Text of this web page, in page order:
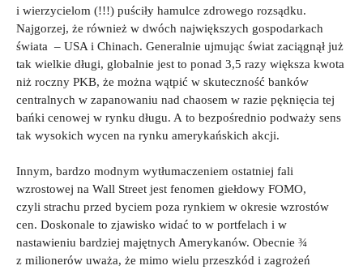
i wierzycielom (!!!) puściły hamulce zdrowego rozsądku.
Najgorzej, że również w dwóch największych gospodarkach
świata – USA i Chinach. Generalnie ujmując świat zaciągnął już
tak wielkie długi, globalnie jest to ponad 3,5 razy większa kwota
niż roczny PKB, że można wątpić w skuteczność banków
centralnych w zapanowaniu nad chaosem w razie pęknięcia tej
bańki cenowej w rynku długu. A to bezpośrednio podważy sens
tak wysokich wycen na rynku amerykańskich akcji.
Innym, bardzo modnym wytłumaczeniem ostatniej fali
wzrostowej na Wall Street jest fenomen giełdowy FOMO,
czyli strachu przed byciem poza rynkiem w okresie wzrostów
cen. Doskonale to zjawisko widać to w portfelach i w
nastawieniu bardziej majętnych Amerykanów. Obecnie ¾
z milionerów uważa, że mimo wielu przeszkód i zagrożeń